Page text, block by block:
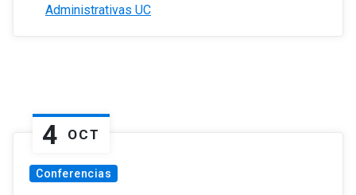
Administrativas UC
4 OCT
Conferencias